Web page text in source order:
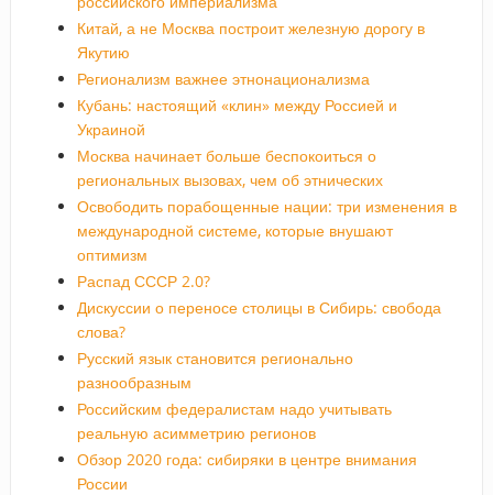
Китай, а не Москва построит железную дорогу в
Якутию
Регионализм важнее этнонационализма
Кубань: настоящий «клин» между Россией и
Украиной
Москва начинает больше беспокоиться о
региональных вызовах, чем об этнических
Освободить порабощенные нации: три изменения в
международной системе, которые внушают
оптимизм
Распад СССР 2.0?
Дискуссии о переносе столицы в Сибирь: свобода
слова?
Русский язык становится регионально
разнообразным
Российским федералистам надо учитывать
реальную асимметрию регионов
Обзор 2020 года: сибиряки в центре внимания
России